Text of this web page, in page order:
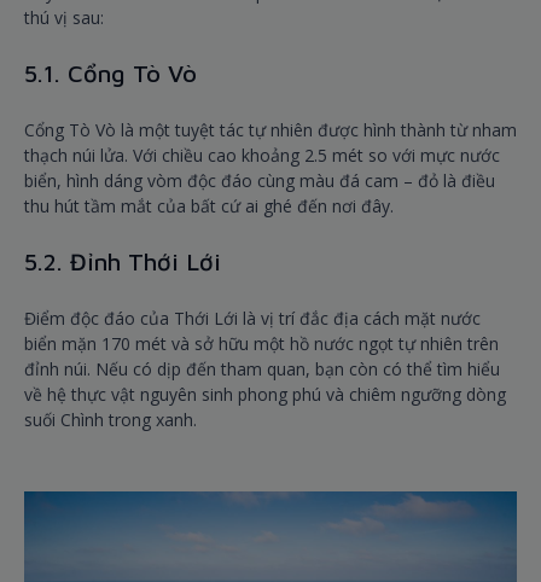
thú vị sau:
5.1. Cổng Tò Vò
Cổng Tò Vò là một tuyệt tác tự nhiên được hình thành từ nham
thạch núi lửa. Với chiều cao khoảng 2.5 mét so với mực nước
biển, hình dáng vòm độc đáo cùng màu đá cam – đỏ là điều
thu hút tầm mắt của bất cứ ai ghé đến nơi đây.
5.2. Đỉnh Thới Lới
Điểm độc đáo của Thới Lới là vị trí đắc địa cách mặt nước
biển mặn 170 mét và sở hữu một hồ nước ngọt tự nhiên trên
đỉnh núi. Nếu có dịp đến tham quan, bạn còn có thể tìm hiểu
về hệ thực vật nguyên sinh phong phú và chiêm ngưỡng dòng
suối Chình trong xanh.